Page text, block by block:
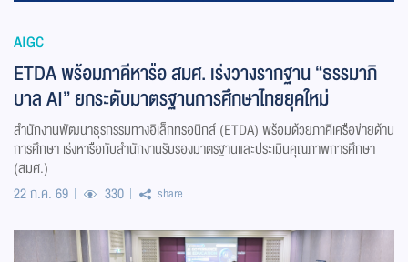
AIGC
ETDA พร้อมภาคีหารือ สมศ. เร่งวางรากฐาน “ธรรมาภิ
บาล AI” ยกระดับมาตรฐานการศึกษาไทยยุคใหม่
สำนักงานพัฒนาธุรกรรมทางอิเล็กทรอนิกส์ (ETDA) พร้อมด้วยภาคีเครือข่ายด้าน
การศึกษา เร่งหารือกับสำนักงานรับรองมาตรฐานและประเมินคุณภาพการศึกษา
(สมศ.)
22 ก.ค. 69
330 share